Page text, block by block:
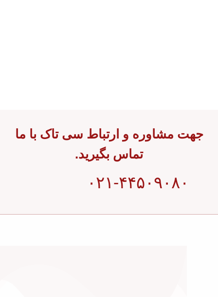
جهت مشاوره و ارتباط سی تاک با ما
تماس بگیرید.
۰۲۱-۴۴۵۰۹۰۸۰